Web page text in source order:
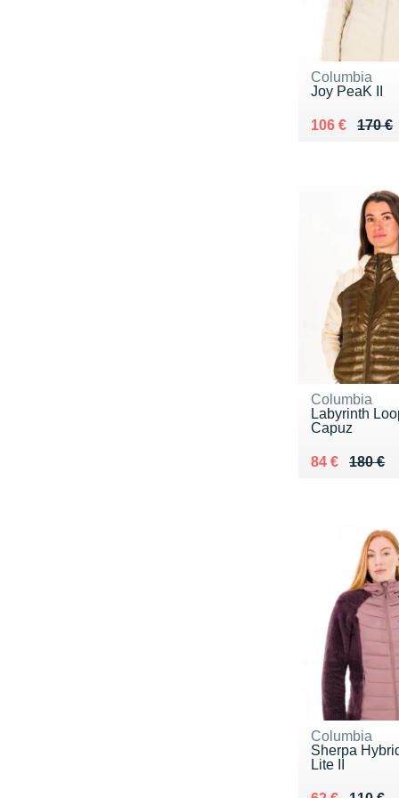
Columbia
Joy PeaK II
170 €
Au lieu de
106 €
Vendu 106 €
Columbia
Labyrinth
Capuz
180 €
Au lieu de
84 €
Vendu 84 €
Columbia
Sherpa
Lite II